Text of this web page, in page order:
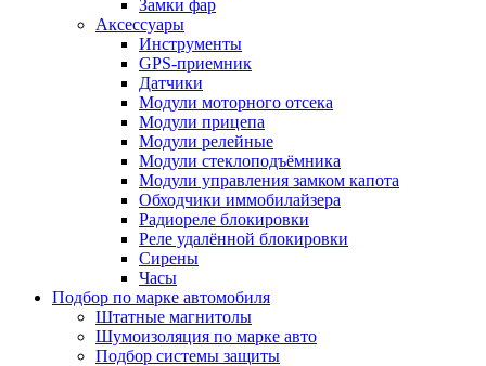
Замки фар
Аксессуары
Инструменты
GPS-приемник
Датчики
Модули моторного отсека
Модули прицепа
Модули релейные
Модули стеклоподъёмника
Модули управления замком капота
Обходчики иммобилайзера
Радиореле блокировки
Реле удалённой блокировки
Сирены
Часы
Подбор по марке автомобиля
Штатные магнитолы
Шумоизоляция по марке авто
Подбор системы защиты